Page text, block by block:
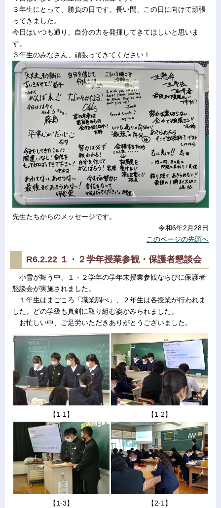
３年生にとって、勝負の日です。長い間、この日に向けて頑張
ってきました。
今日はいつも通り、自分の力を発揮してきてほしいと思いま
す。
３年生のみなさん、頑張ってきてください！
先生たちからのメッセージです。
令和6年2月28日
このページの先頭へ
R6.2.22 １・２学年授業参観・保護者懇談会
小雪が舞う中、１・２学年の学年末授業参観ならびに保護者
懇談会が実施されました。
１年生はまごころ「職業調べ」、２年生は各授業が行われま
した。どの学級も真剣に取り組む姿がみられました。
お忙しい中、ご足労いただきありがとうございました。
【1-1】 【1-2】
【1-3】 【2-1】